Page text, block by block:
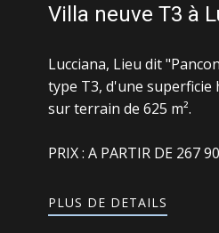
Villa neuve T3 à
Lucciana, Lieu dit
type T3, d'une superficie
sur terrain de 625 m².
PRIX : A PARTIR DE 267
PLUS DE DETAILS